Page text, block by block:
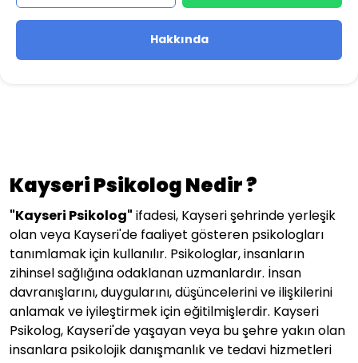
Hakkında
Kayseri Psikolog Nedir ?
" Kayseri Psikolog" ifadesi, Kayseri şehrinde yerleşik
olan veya Kayseri'de faaliyet gösteren psikologları
tanımlamak için kullanılır. Psikologlar, insanların
zihinsel sağlığına odaklanan uzmanlardır. İnsan
davranışlarını, duygularını, düşüncelerini ve ilişkilerini
anlamak ve iyileştirmek için eğitilmişlerdir. Kayseri
Psikolog, Kayseri'de yaşayan veya bu şehre yakın olan
insanlara psikolojik danışmanlık ve tedavi hizmetleri